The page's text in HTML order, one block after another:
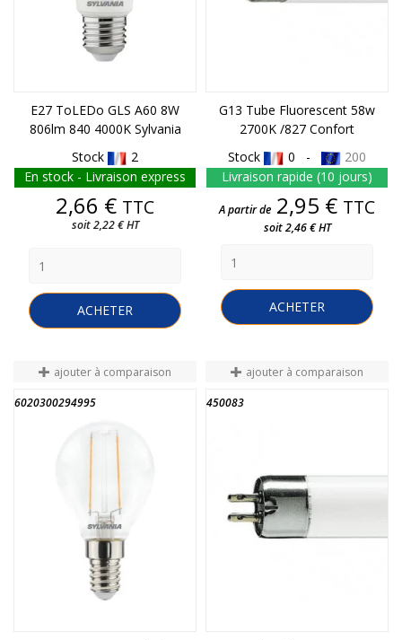
E27 ToLEDo GLS A60 8W
806lm 840 4000K Sylvania
Stock
2
En stock - Livraison express
Prix
2,66 € TTC
soit 2,22 € HT
ACHETER
G13 Tube Fluorescent 58w
2700K /827 Confort
Stock
0 -
200
Livraison rapide (10 jours)
Prix
A partir de 2,95 € TTC
soit 2,46 € HT
ACHETER
ajouter à comparaison
6020300294995
FIN DE STOCK
ajouter à comparaison
450083